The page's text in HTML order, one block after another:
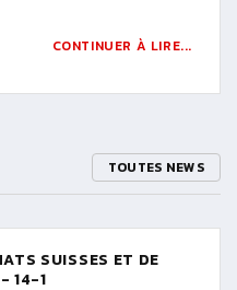
CONTINUER À LIRE...
TOUTES NEWS
SUISSES ET DE
14-1